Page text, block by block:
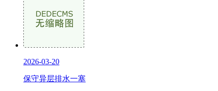
2026-03-20
保守异层排水一塞